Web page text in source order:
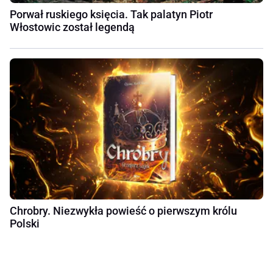
Porwał ruskiego księcia. Tak palatyn Piotr
Włostowic został legendą
Chrobry. Niezwykła powieść o pierwszym królu
Polski